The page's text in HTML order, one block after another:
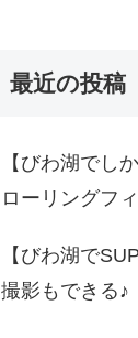
最近の投稿
【びわ湖でし
ローリングフ
【びわ湖で
撮影もできる♪